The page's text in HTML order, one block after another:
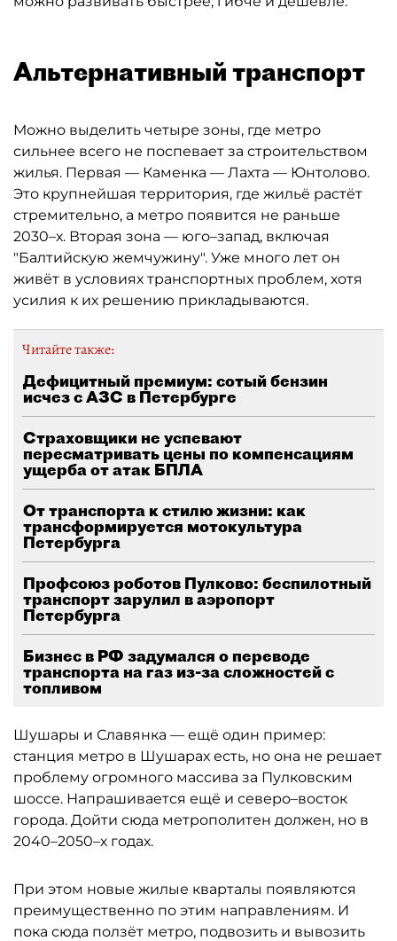
Альтернативный транспорт
Можно выделить четыре зоны, где метро
сильнее всего не поспевает за строительством
жилья. Первая — Каменка — Лахта — Юнтолово.
Это крупнейшая территория, где жильё растёт
стремительно, а метро появится не раньше
2030–х. Вторая зона — юго–запад, включая
"Балтийскую жемчужину". Уже много лет он
живёт в условиях транспортных проблем, хотя
усилия к их решению прикладываются.
Читайте также:
Дефицитный премиум: сотый бензин
исчез с АЗС в Петербурге
Страховщики не успевают
пересматривать цены по компенсациям
ущерба от атак БПЛА
От транспорта к стилю жизни: как
трансформируется мотокультура
Петербурга
Профсоюз роботов Пулково: беспилотный
транспорт зарулил в аэропорт
Петербурга
Бизнес в РФ задумался о переводе
транспорта на газ из-за сложностей с
топливом
Шушары и Славянка — ещё один пример:
станция метро в Шушарах есть, но она не решает
проблему огромного массива за Пулковским
шоссе. Напрашивается ещё и северо–восток
города. Дойти сюда метрополитен должен, но в
2040–2050–х годах.
При этом новые жилые кварталы появляются
преимущественно по этим направлениям. И
пока сюда ползёт метро, подвозить и вывозить